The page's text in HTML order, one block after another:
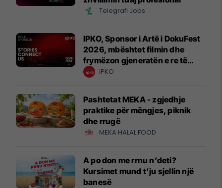
Telegrafi Jobs
IPKO, Sponsor i Artë i DokuFest
2026, mbështet filmin dhe
frymëzon gjeneratën e re të
krijuesve
IPKO
Pashtetat MEKA - zgjedhje
praktike për mëngjes, piknik
dhe rrugë
MEKA HALAL FOOD
A po don me rrnu n’deti?
Kursimet mund t’ju sjellin një
banesë